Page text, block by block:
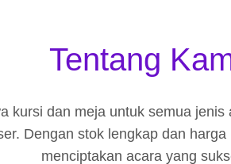
Tentang
kursi dan meja untuk semua
Dengan stok lengkap dan
menciptakan acara yang